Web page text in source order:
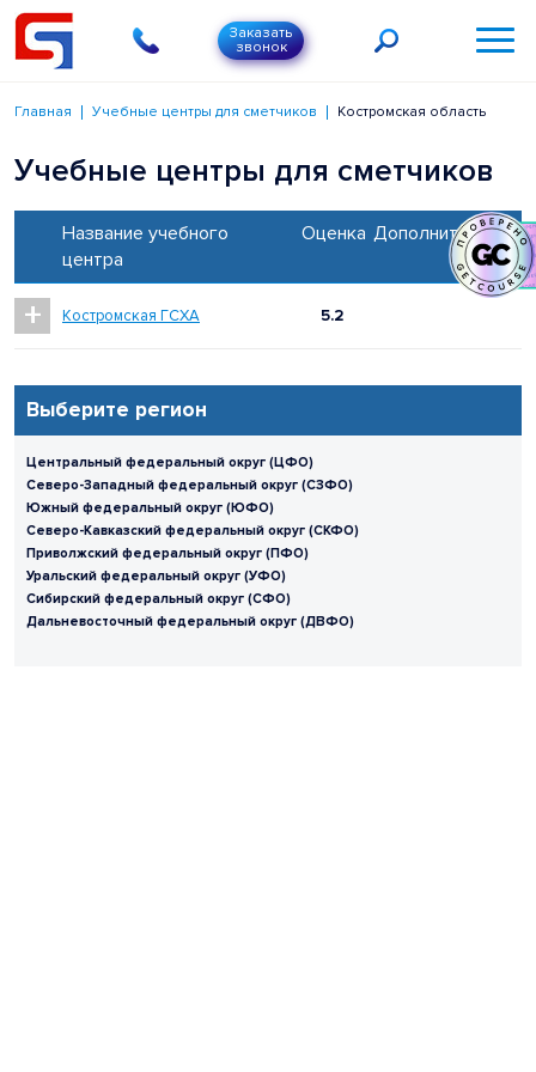
Заказать
звонок
Главная Учебные центры для сметчиков Костромская область
Выберите регион
Центральный федеральный округ (ЦФО)
Северо-Западный федеральный округ (СЗФО)
Южный федеральный округ (ЮФО)
Северо-Кавказский федеральный округ (СКФО)
Приволжский федеральный округ (ПФО)
Уральский федеральный округ (УФО)
Сибирский федеральный округ (СФО)
Дальневосточный федеральный округ (ДВФО)
Учебные центры для сметчиков
Название учебного
центра
Оценка Дополнительно
+ Костромская ГСХА 5.2